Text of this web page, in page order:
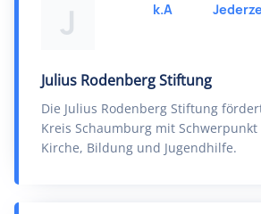
J
Julius Rodenberg Stiftung
Die Julius Rodenberg Stiftung
Kreis Schaumburg mit
Kirche, Bildung und Jugendhilfe.
k.A